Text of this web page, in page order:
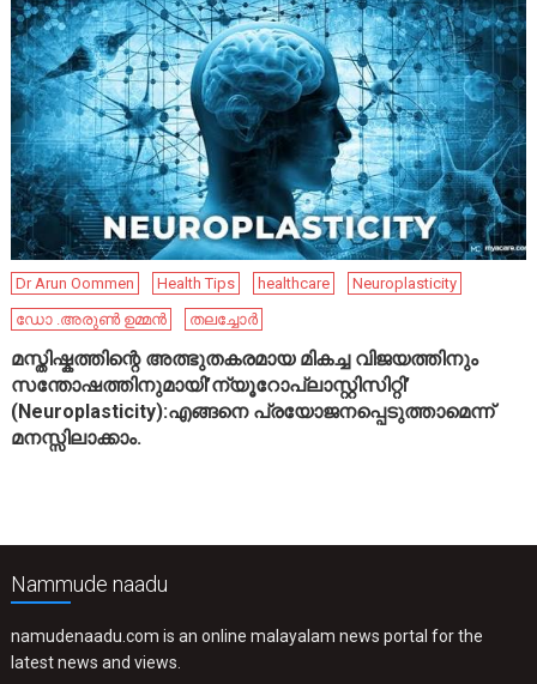
Dr Arun Oommen Health Tips healthcare
Neuroplasticity
ഡോ .അരുൺ ഉമ്മൻ
തലച്ചോർ
മസ്തിഷ്കത്തിന്റെ അത്ഭുതകരമായ മികച്ച വിജയത്തിനും
സന്തോഷത്തിനുമായി’ന്യൂറോപ്ലാസ്റ്റിസിറ്റി’
(Neuroplasticity):എങ്ങനെ പ്രയോജനപ്പെടുത്താമെന്ന്
മനസ്സിലാക്കാം.
Nammude naadu
namudenaadu.com is an online malayalam news portal for the
latest news and views.